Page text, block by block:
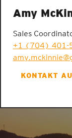
Amy
Sales
+1 (704) 401-
KONTAKT